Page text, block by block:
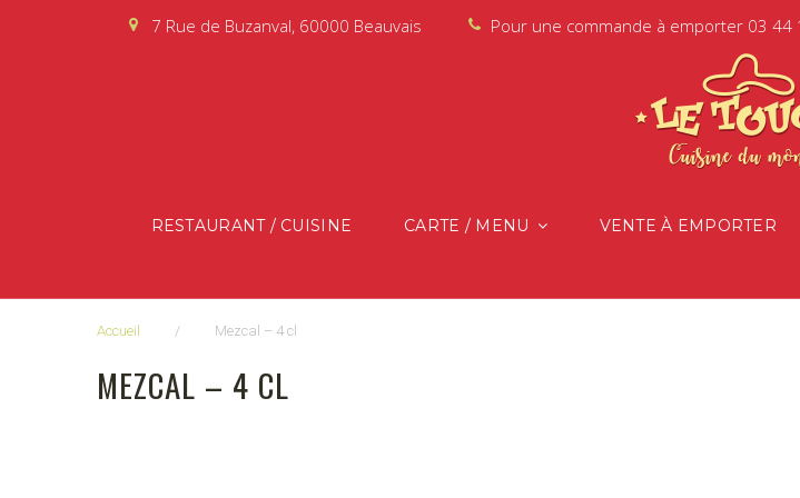
7 Rue de Buzanval, 60000 Beauvais Pour une commande à emporter 03 44
RESTAURANT / CUISINE CARTE / MENU VENTE À EMPORTER
Accueil / Mezcal – 4 cl
MEZCAL – 4 CL